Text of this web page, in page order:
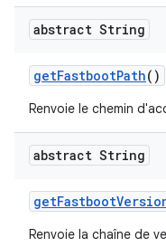
abstract String
getFastbootPath()
Renvoie le chemin
abstract String
getFastboot
Renvoie la chaîne de